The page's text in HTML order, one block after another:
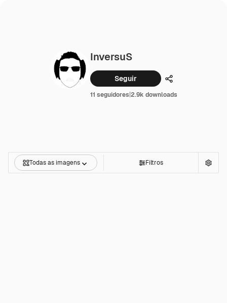
InversuS
Seguir Compartilhar
11 seguidores|2.9k downloads
Todas as imagens Filtros